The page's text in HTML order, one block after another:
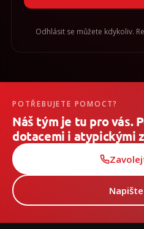
Odhlásit se můžete kdykoliv.
POTŘEBUJETE POMOCT?
Náš tým je tu pro vás.
dotacemi i atypickými